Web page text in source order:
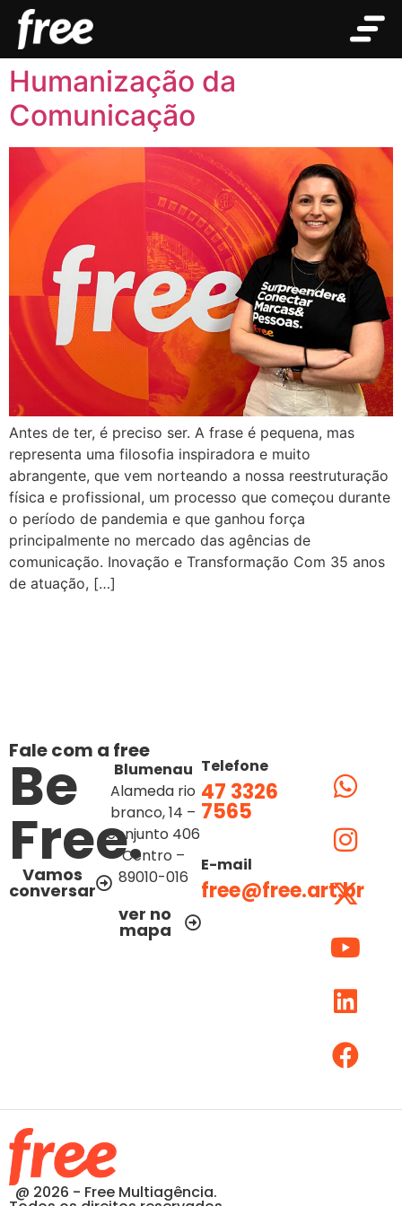
Tag:
Humanização da
Comunicação
Antes de ter, é preciso ser. A frase é pequena, mas
representa uma filosofia inspiradora e muito
abrangente, que vem norteando a nossa reestruturação
física e profissional, um processo que começou durante
o período de pandemia e que ganhou força
principalmente no mercado das agências de
comunicação. Inovação e Transformação Com 35 anos
de atuação, […]
Fale com a free
Be
Free.
Vamos
conversar
Blumenau
Alameda rio
branco, 14 –
conjunto 406
Centro –
89010-016
ver no
mapa
Telefone
47 3326
7565
E-mail
free@free.art.br
@ 2026 - Free Multiagência.